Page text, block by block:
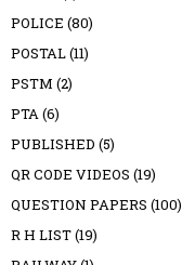
POLICE (80)
POSTAL(11)
PSTM (2)
PTA(6)
PUBLISHED (5)
QR CODE VIDEOS (19)
QUESTION PAPERS (100)
R H LIST(19)